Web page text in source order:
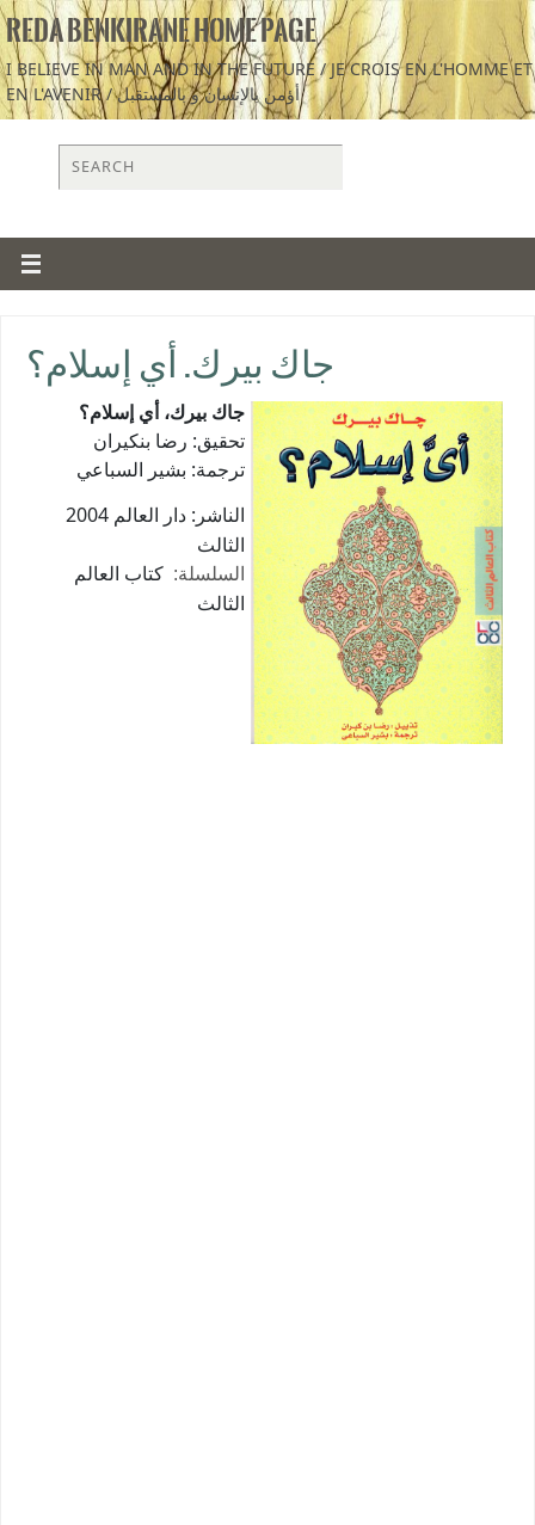
REDA BENKIRANE HOME PAGE
I BELIEVE IN MAN AND IN THE FUTURE / JE CROIS EN L'HOMME ET
EN L'AVENIR / أؤمن بالإنسان و بالمستقبل
جاك بيرك. أي إسلام؟
جاك بيرك، أي إسلام؟
تحقيق: رضا بنكيران
ترجمة: بشير السباعي
2004 الناشر: دار العالم
الثالث
السلسلة: كتاب العالم
الثالث